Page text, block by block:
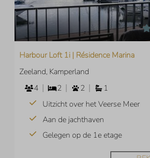
Harbour Loft 1i | Résidence Marina
Zeeland, Kamperland
4
2 2
1
Uitzicht over het Veerse Meer
Aan de jachthaven
Gelegen op de 1e etage